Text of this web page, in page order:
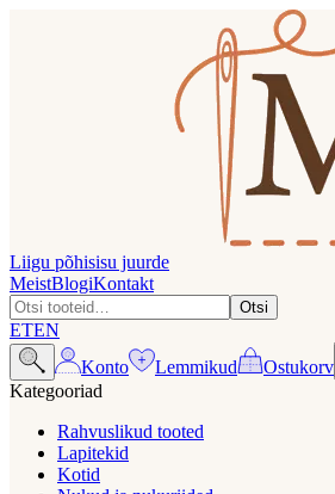
Liigu põhisisu juurde
MeistBlogiKontakt
Otsi
ETEN
Konto
Lemmikud
Ostukorv
Kategooriad
Rahvuslikud tooted
Lapitekid
Kotid